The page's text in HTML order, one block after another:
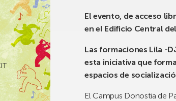
El evento, de acceso
en el Edificio Central
Las formaciones Lila -
esta iniciativa que
espacios de
El Campus Donostia de